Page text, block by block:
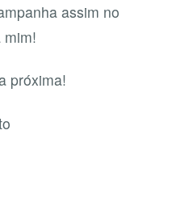
assim no
mim!
próxima!